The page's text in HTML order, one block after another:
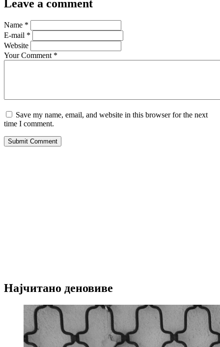
Leave a comment
Name *
E-mail *
Website
Your Comment *
Save my name, email, and website in this browser for the next
time I comment.
Submit Comment
Најчитано деновиве